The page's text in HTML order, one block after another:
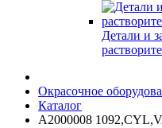
Детали и
Окрасочное
Каталог
A2000008